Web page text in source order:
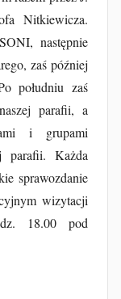
Nitkiewicza.
następnie
zaś później
południu zaś
parafii, a
i grupami
parafii. Każda
sprawozdanie
wizytacji
18.00 pod